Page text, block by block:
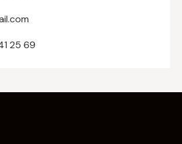
25 69